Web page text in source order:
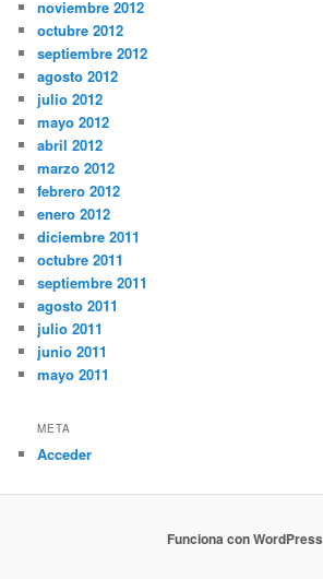
noviembre 2012
octubre 2012
septiembre 2012
agosto 2012
julio 2012
mayo 2012
abril 2012
marzo 2012
febrero 2012
enero 2012
diciembre 2011
octubre 2011
septiembre 2011
agosto 2011
julio 2011
junio 2011
mayo 2011
META
Acceder
Funciona con WordPress